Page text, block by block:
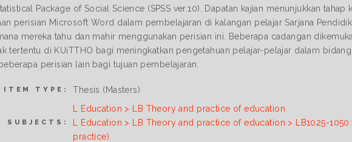
Package of Social Science (SPSS ver.10). Dapatan kajian menunjukkan tahap
perisian Microsoft Word dalam pembelajaran di kalangan pelajar Sarjana
mereka tahu dan mahir menggunakan perisian ini. Beberapa cadangan
tertentu di KUiTTHO bagi meningkatkan pengetahuan pelajar-pelajar dalam
perisian lain bagi tujuan pembelajaran.
ITEM TYPE: Thesis (Masters)
SUBJECTS:
L Education > LB Theory and practice of education
L Education > LB Theory and practice of education > LB1025-
practice)